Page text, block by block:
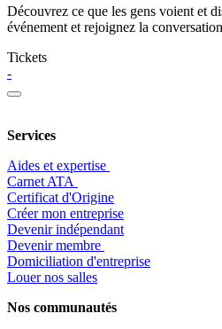
Découvrez ce que les gens voient et
événement et rejoignez la
Tickets
-
Services
Aides et expertise
​Carnet ATA
Certificat d'Origine
Créer mon entreprise
Devenir indépendant
Devenir membre
​Domiciliation d'entreprise
Louer nos salles
Nos communautés